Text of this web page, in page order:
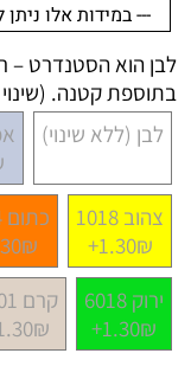
לבן הוא הסטנדרט –
בתוספת קטנה. (שינוי צבע עד
לבן (ללא שינוי)
צהוב 1018
1.30₪+
כתום 2004
ירוק 6018
1.30₪+
קרם 9001